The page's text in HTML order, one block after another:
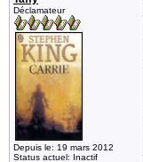
Déclamateur
Depuis le: 19 mars 2012
Status actuel: Inactif